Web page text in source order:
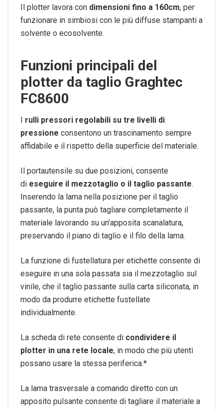
Il plotter lavora con dimensioni fino a 160cm, per
funzionare in simbiosi con le più diffuse stampanti a
solvente o ecosolvente.
Funzioni principali del
plotter da taglio Graghtec
FC8600
rulli pressori regolabili su tre livelli di
pressione consentono un trascinamento sempre
affidabile e il rispetto della superficie del materiale.
Il portautensile su due posizioni, consente
di eseguire il mezzotaglio o il taglio passante.
Inserendo la lama nella posizione per il taglio
passante, la punta può tagliare completamente il
materiale lavorando su un’apposita scanalatura,
preservando il piano di taglio e il filo della lama.
La funzione di fustellatura per etichette consente di
eseguire in una sola passata sia il mezzotaglio sul
vinile, che il taglio passante sulla carta siliconata, in
modo da produrre etichette fustellate
individualmente.
La scheda di rete consente di condividere il
plotter in una rete locale, in modo che più utenti
possano usare la stessa periferica.*
La lama trasversale a comando diretto con un
apposito pulsante consente di tagliare il materiale a